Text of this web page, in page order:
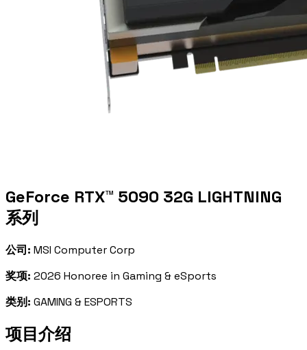
GeForce RTX™ 5090 32G LIGHTNING
系列
公司: MSI Computer Corp
奖项: 2026 Honoree in Gaming & eSports
类别: GAMING & ESPORTS
项目介绍